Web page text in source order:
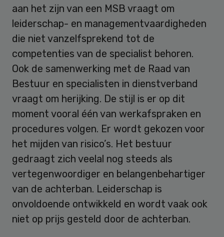
aan het zijn van een MSB vraagt om
leiderschap- en managementvaardigheden
die niet vanzelfsprekend tot de
competenties van de specialist behoren.
Ook de samenwerking met de Raad van
Bestuur en specialisten in dienstverband
vraagt om herijking. De stijl is er op dit
moment vooral één van werkafspraken en
procedures volgen. Er wordt gekozen voor
het mijden van risico’s. Het bestuur
gedraagt zich veelal nog steeds als
vertegenwoordiger en belangenbehartiger
van de achterban. Leiderschap is
onvoldoende ontwikkeld en wordt vaak ook
niet op prijs gesteld door de achterban.